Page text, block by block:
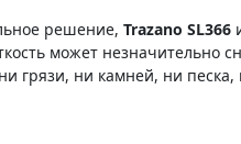
решение, Trazano SL366
может незначительно
грязи, ни камней, ни песка,